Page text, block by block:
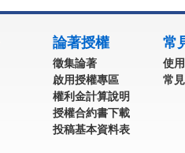
論著授權
徵集論著
啟用授權專區
權利金計算說明
授權合約書下載
投稿基本資料表
常
使
常